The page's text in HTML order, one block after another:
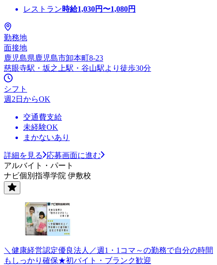
レストラン時給1,030円〜1,080円
勤務地
面接地
鹿児島県鹿児島市卸本町8-23
慈眼寺駅・坂之上駅・谷山駅より徒歩30分
シフト
週2日からOK
交通費支給
未経験OK
まかないあり
詳細を見る
応募画面に進む
アルバイト・パート
ナビ個別指導学院 伊敷校
＼健康経営認定優良法人／週1・1コマ～の勤務で自分の時間
もしっかり確保★初バイト・ブランク歓迎